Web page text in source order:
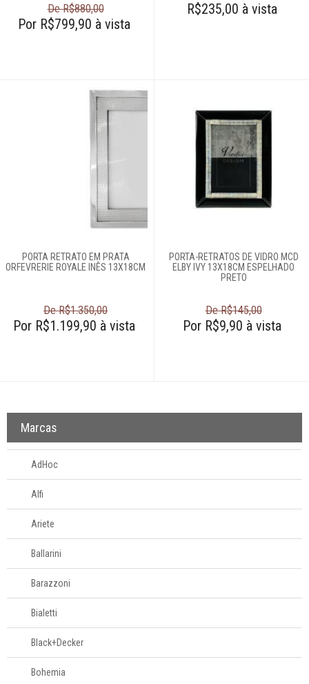
Fruteiras
Garrafas
Petisqueiras
Porta-jóias
Porta-retrato
Saladeiras
Login
Criar conta
61
996581061
Televendas
61
996588122
De R$880,00
Por R$799,90 à vista
R$235,00 à vista
PORTA RETRATO EM PRATA
ORFEVRERIE ROYALE INÊS 13X18CM
De R$1.350,00
Por R$1.199,90 à vista
PORTA-RETRATOS DE VIDRO MCD
ELBY IVY 13X18CM ESPELHADO
PRETO
De R$145,00
Por R$9,90 à vista
Marcas
AdHoc
Alfi
Ariete
Ballarini
Barazzoni
Bialetti
Black+Decker
Bohemia